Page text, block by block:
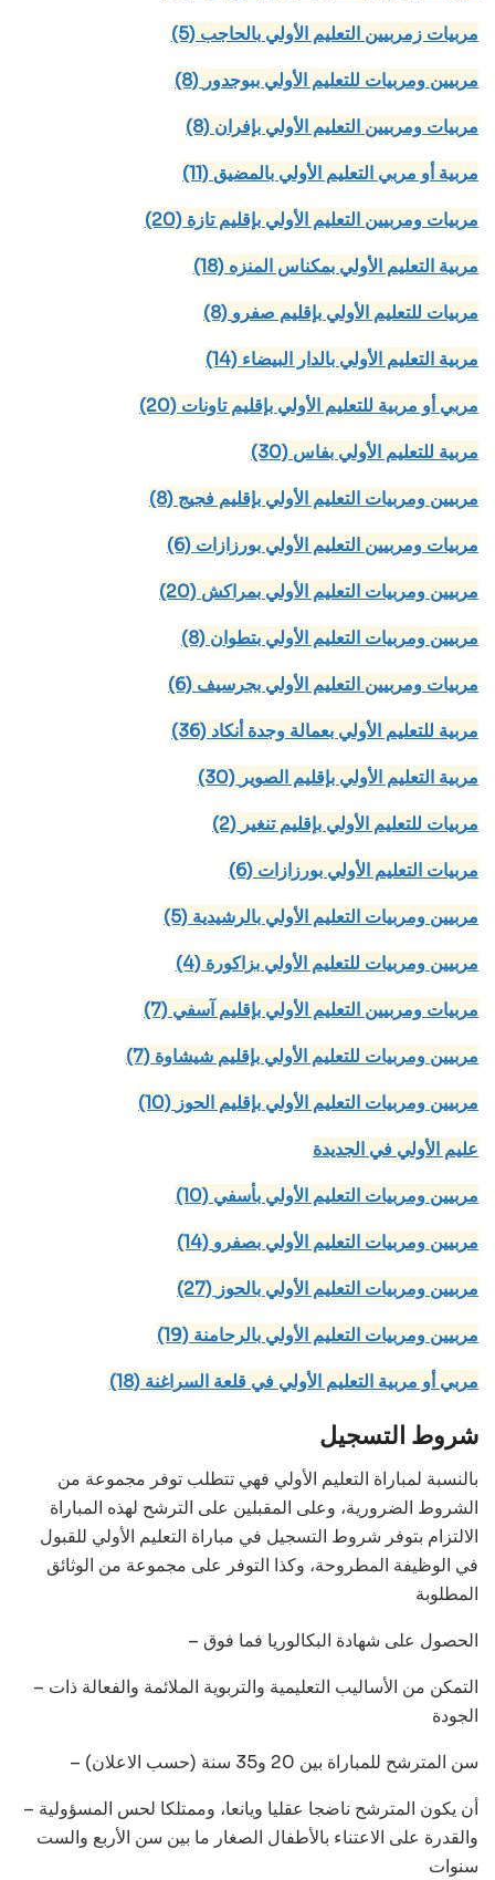
(5) مربيات زمربيين التعليم الأولي بالحاجب
(8) مربيين ومربيات للتعليم الأولي ببوجدور
(8) مربيات ومربيين التعليم الأولي بإفران
(11) مربية أو مربي التعليم الأولي بالمضيق
(20) مربيات ومربيين التعليم الأولي بإقليم تازة
(18) مربية التعليم الأولي بمكناس المنزه
(8) مربيات للتعليم الأولي بإقليم صفرو
(14) مربية التعليم الأولي بالدار البيضاء
(20) مربي أو مربية للتعليم الأولي بإقليم تاونات
(30) مربية للتعليم الأولي بفاس
(8) مربيين ومربيات التعليم الأولي بإقليم فجيج
(6) مربيات ومربيين التعليم الأولي بورزازات
(20) مربيين ومربيات التعليم الأولي بمراكش
(8) مربيين ومربيات التعليم الأولي بتطوان
(6) مربيات ومربيين التعليم الأولي بجرسيف
(36) مربية للتعليم الأولي بعمالة وجدة أنكاد
(30) مربية التعليم الأولي بإقليم الصوير
(2) مربيات للتعليم الأولي بإقليم تنغير
(6) مربيات التعليم الأولي بورزازات
(5) مربيين ومربيات التعليم الأولي بالرشيدية
(4) مربيين ومربيات للتعليم الأولي بزاكورة
(7) مربيات ومربيين التعليم الأولي بإقليم آسفي
(7) مربيين ومربيات للتعليم الأولي بإقليم شيشاوة
(10) مربيين ومربيات التعليم الأولي بإقليم الحوز
عليم الأولي في الجديدة
(10) مربيين ومربيات التعليم الأولي بأسفي
(14) مربيين ومربيات التعليم الأولي بصفرو
(27) مربيين ومربيات التعليم الأولي بالحوز
(19) مربيين ومربيات التعليم الأولي بالرحامنة
(18) مربي أو مربية التعليم الأولي في قلعة السراغنة
شروط التسجيل
بالنسبة لمباراة التعليم الأولي فهي تتطلب توفر مجموعة من
الشروط الضرورية، وعلى المقبلين على الترشح لهذه المباراة
الالتزام بتوفر شروط التسجيل في مباراة التعليم الأولي للقبول
في الوظيفة المطروحة، وكذا التوفر على مجموعة من الوثائق
المطلوبة
– الحصول على شهادة البكالوريا فما فوق
– التمكن من الأساليب التعليمية والتربوية الملائمة والفعالة ذات
الجودة
– سن المترشح للمباراة بين 20 و35 سنة (حسب الاعلان)
– أن يكون المترشح ناضجا عقليا ويانعا، وممتلكا لحس المسؤولية
والقدرة على الاعتناء بالأطفال الصغار ما بين سن الأربع والست
سنوات